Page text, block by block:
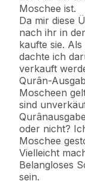
Moschee ist.
Da mir diese
nach ihr in
kaufte sie.
dachte ich
verkauft
Qurân-
Moscheen
sind
oder nicht?
Moschee
Vielleicht
Belangloses
sein.